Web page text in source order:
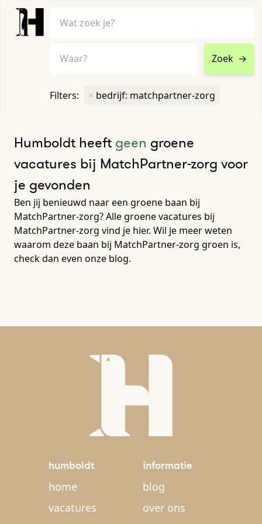
Zoek →
Filters: × bedrijf: matchpartner-zorg
Humboldt heeft geen groene
vacatures bij MatchPartner-zorg voor
je gevonden
Ben jij benieuwd naar een groene baan bij
MatchPartner-zorg? Alle groene vacatures bij
MatchPartner-zorg vind je hier. Wil je meer weten
waarom deze baan bij MatchPartner-zorg groen is,
check dan even onze blog.
humboldt
home
vacatures
informatie
blog
over ons